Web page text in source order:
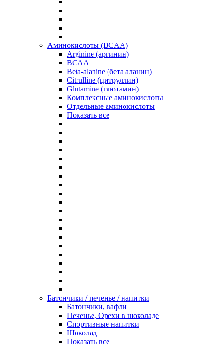
Аминокислоты (BCAA)
Arginine (аргинин)
BCAA
Beta-alanine (бета аланин)
Citrulline (цитруллин)
Glutamine (глютамин)
Комплексные аминокислоты
Отдельные аминокислоты
Показать все
Батончики / печенье / напитки
Батончики, вафли
Печенье, Орехи в шоколаде
Спортивные напитки
Шоколад
Показать все